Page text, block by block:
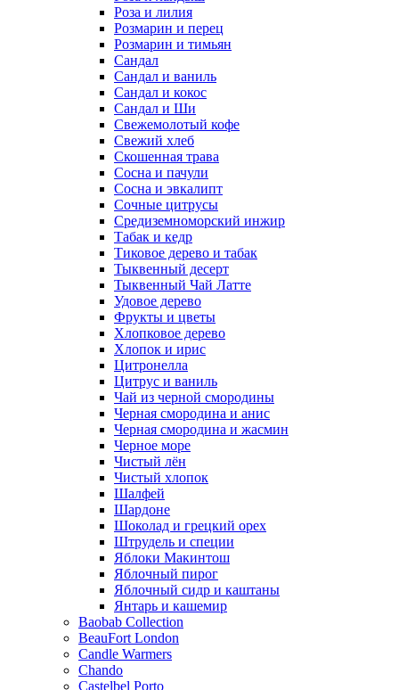
Роза и лилия
Розмарин и перец
Розмарин и тимьян
Сандал
Сандал и ваниль
Сандал и кокос
Сандал и Ши
Свежемолотый кофе
Свежий хлеб
Скошенная трава
Сосна и пачули
Сосна и эвкалипт
Сочные цитрусы
Средиземноморский инжир
Табак и кедр
Тиковое дерево и табак
Тыквенный десерт
Тыквенный Чай Латте
Удовое дерево
Фрукты и цветы
Хлопковое дерево
Хлопок и ирис
Цитронелла
Цитрус и ваниль
Чай из черной смородины
Черная смородина и анис
Черная смородина и жасмин
Черное море
Чистый лён
Чистый хлопок
Шалфей
Шардоне
Шоколад и грецкий орех
Штрудель и специи
Яблоки Макинтош
Яблочный пирог
Яблочный сидр и каштаны
Янтарь и кашемир
Baobab Collection
BeauFort London
Candle Warmers
Chando
Castelbel Porto